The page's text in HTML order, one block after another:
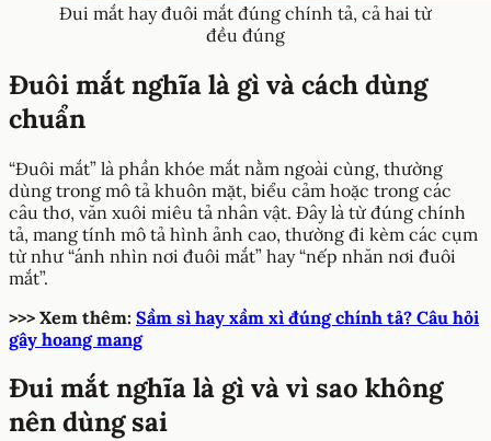
Đui mắt hay đuôi mắt đúng chính tả, cả hai từ
đều đúng
Đuôi mắt nghĩa là gì và cách dùng
chuẩn
“Đuôi mắt” là phần khóe mắt nằm ngoài cùng, thường
dùng trong mô tả khuôn mặt, biểu cảm hoặc trong các
câu thơ, văn xuôi miêu tả nhân vật. Đây là từ đúng chính
tả, mang tính mô tả hình ảnh cao, thường đi kèm các cụm
từ như “ánh nhìn nơi đuôi mắt” hay “nếp nhăn nơi đuôi
mắt”.
>>> Xem thêm: Sầm sì hay xầm xì đúng chính tả? Câu hỏi
gây hoang mang
Đui mắt nghĩa là gì và vì sao không
nên dùng sai